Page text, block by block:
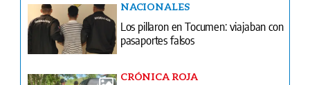
NACIONALES
Los pillaron en Tocumen: viajaban con
pasaportes falsos
CRÓNICA ROJA